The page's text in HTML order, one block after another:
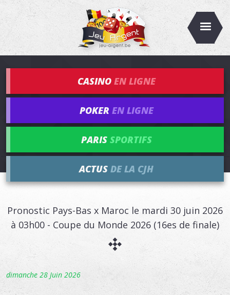
CASINO EN LIGNE
POKER EN LIGNE
PARIS SPORTIFS
ACTUS DE LA CJH
Pronostic Pays-Bas x Maroc le mardi 30 juin 2026
à 03h00 - Coupe du Monde 2026 (16es de finale)
dimanche 28 Juin 2026